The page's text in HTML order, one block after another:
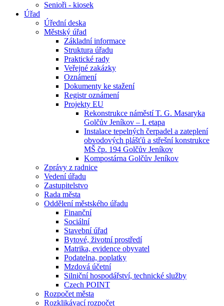
Senioři - kiosek
Úřad
Úřední deska
Městský úřad
Základní informace
Struktura úřadu
Praktické rady
Veřejné zakázky
Oznámení
Dokumenty ke stažení
Registr oznámení
Projekty EU
Rekonstrukce náměstí T. G. Masaryka
Golčův Jeníkov – I. etapa
Instalace tepelných čerpadel a zateplení
obvodových plášťů a střešní konstrukce
MŠ čp. 194 Golčův Jeníkov
Kompostárna Golčův Jeníkov
Zprávy z radnice
Vedení úřadu
Zastupitelstvo
Rada města
Oddělení městského úřadu
Finanční
Sociální
Stavební úřad
Bytové, životní prostředí
Matrika, evidence obyvatel
Podatelna, poplatky
Mzdová účetní
Silniční hospodářství, technické služby
Czech POINT
Rozpočet města
Rozklikávací rozpočet